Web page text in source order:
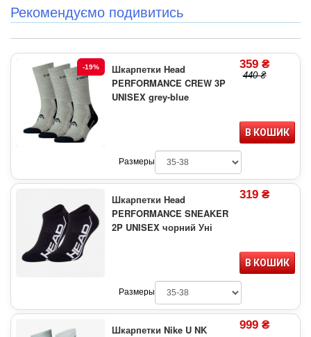
Рекомендуємо подивитись
-19%
Шкарпетки Head
PERFORMANCE CREW 3P
UNISEX grey-blue
359 ₴
440 ₴
В КОШИК
Размеры
Шкарпетки Head
PERFORMANCE SNEAKER
2P UNISEX чорний Уні
319 ₴
В КОШИК
Размеры
Шкарпетки Nike U NK
999 ₴